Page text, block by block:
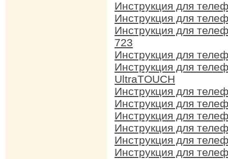
Инструкция для
Инструкция для
Инструкция для
723
Инструкция для
Инструкция для
UltraTOUCH
Инструкция для
Инструкция для
Инструкция для
Инструкция для
Инструкция для
Инструкция для